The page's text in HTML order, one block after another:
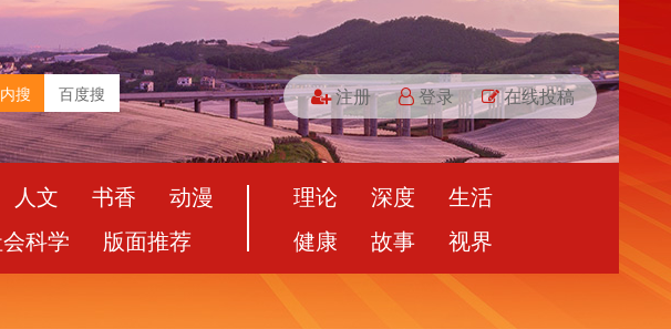
搜 百度搜 注册 登录 在线投稿
人文 书香
动漫
科学 版面推荐
理论 深度
生活
健康
故事 视界